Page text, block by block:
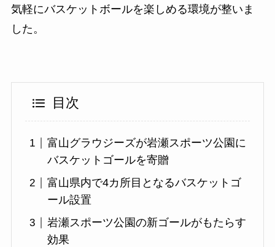
気軽にバスケットボールを楽しめる環境が整いま
した。
目次
富山グラウジーズが岩瀬スポーツ公園に
バスケットゴールを寄贈
富山県内で4カ所目となるバスケットゴ
ール設置
岩瀬スポーツ公園の新ゴールがもたらす
効果